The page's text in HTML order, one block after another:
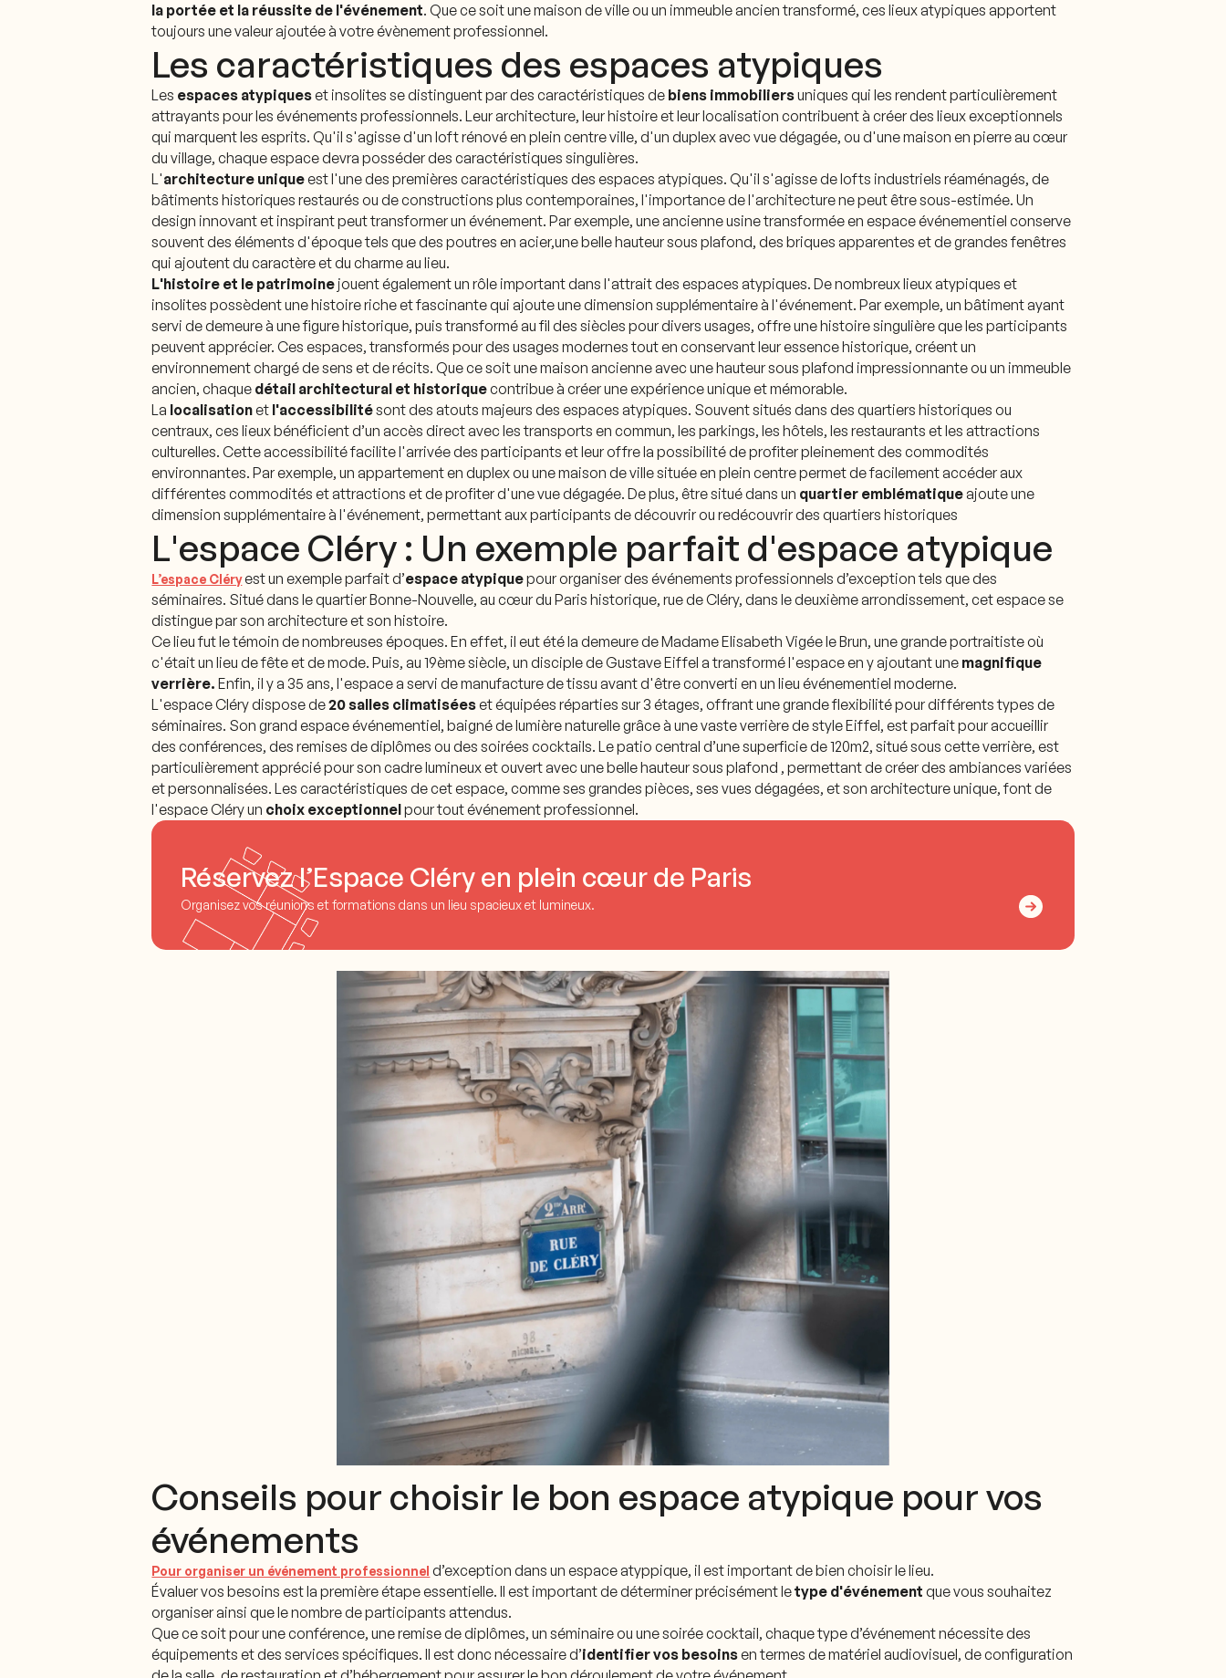
la portée et la réussite de l'événement. Que ce soit une maison de ville ou un immeuble ancien transformé, ces lieux atypiques apportent
toujours une valeur ajoutée à votre évènement professionnel.
Les caractéristiques des espaces atypiques
Les espaces atypiqueset insolites se distinguent par des caractéristiques de biens immobiliersuniques qui les rendent particulièrement
attrayants pour les événements professionnels. Leur architecture, leur histoire et leur localisation contribuent à créer des lieux exceptionnels
qui marquent les esprits. Qu'il s'agisse d'un loft rénové en plein centre ville, d'un duplex avec vue dégagée, ou d'une maison en pierre au cœur
du village, chaque espace devra posséder des caractéristiques singulières.
L'architecture uniqueest l'une des premières caractéristiques des espaces atypiques. Qu'il s'agisse de lofts industriels réaménagés, de
bâtiments historiques restaurés ou de constructions plus contemporaines, l'importance de l'architecture ne peut être sous-estimée. Un
design innovant et inspirant peut transformer un événement. Par exemple, une ancienne usine transformée en espace événementiel conserve
souvent des éléments d'époque tels que des poutres en acier,une belle hauteur sous plafond, des briques apparentes et de grandes fenêtres
qui ajoutent du caractère et du charme au lieu.
L'histoire et le patrimoine jouent également un rôle important dans l'attrait des espaces atypiques. De nombreux lieux atypiques et
insolites possèdent une histoire riche et fascinante qui ajoute une dimension supplémentaire à l'événement. Par exemple, un bâtiment ayant
servi de demeure à une figure historique, puis transformé au fil des siècles pour divers usages, offre une histoire singulière que les participants
peuvent apprécier. Ces espaces, transformés pour des usages modernes tout en conservant leur essence historique, créent un
environnement chargé de sens et de récits. Que ce soit une maison ancienne avec une hauteur sous plafond impressionnante ou un immeuble
ancien, chaque détail architectural et historiquecontribue à créer une expérience unique et mémorable.
La localisationet l'accessibilitésont des atouts majeurs des espaces atypiques. Souvent situés dans des quartiers historiques ou
centraux, ces lieux bénéficient d’un accès direct avec les transports en commun, les parkings, les hôtels, les restaurants et les attractions
culturelles. Cette accessibilité facilite l'arrivée des participants et leur offre la possibilité de profiter pleinement des commodités
environnantes. Par exemple, un appartement en duplex ou une maison de ville située en plein centre permet de facilement accéder aux
différentes commodités et attractions et de profiter d'une vue dégagée. De plus, être situé dans un quartier emblématiqueajoute une
dimension supplémentaire à l'événement, permettant aux participants de découvrir ou redécouvrir des quartiers historiques
L'espace Cléry : Un exemple parfait d'espace atypique
L’espace Cléryest un exemple parfait d’espace atypiquepour organiser des événements professionnels d’exception tels que des
séminaires. Situé dans le quartier Bonne-Nouvelle, au cœur du Paris historique, rue de Cléry, dans le deuxième arrondissement, cet espace se
distingue par son architecture et son histoire.
Ce lieu fut le témoin de nombreuses époques. En effet, il eut été la demeure de Madame Elisabeth Vigée le Brun, une grande portraitiste où
c'était un lieu de fête et de mode. Puis, au 19ème siècle, un disciple de Gustave Eiffel a transformé l'espace en y ajoutant une magnifique
verrière. Enfin, il y a 35 ans, l'espace a servi de manufacture de tissu avant d'être converti en un lieu événementiel moderne.
L'espace Cléry dispose de20 salles climatiséeset équipées réparties sur 3 étages, offrant une grande flexibilité pour différents types de
séminaires. Son grand espace événementiel, baigné de lumière naturelle grâce à une vaste verrière de style Eiffel, est parfait pour accueillir
des conférences, des remises de diplômes ou des soirées cocktails. Le patio central d’une superficie de 120m2, situé sous cette verrière, est
particulièrement apprécié pour son cadre lumineux et ouvert avec une belle hauteur sous plafond , permettant de créer des ambiances variées
et personnalisées. Les caractéristiques de cet espace, comme ses grandes pièces, ses vues dégagées, et son architecture unique, font de
l'espace Cléry un choix exceptionnelpour tout événement professionnel.
Réservez l’Espace Cléry en plein cœur de Paris
Organisez vos réunions et formations dans un lieu spacieux et lumineux.
Conseils pour choisir le bon espace atypique pour vos
événements
Pour organiser un événement professionnel d’exception dans un espace atyppique, il est important de bien choisir le lieu.
Évaluer vos besoins est la première étape essentielle. Il est important de déterminer précisément letype d'événementque vous souhaitez
organiser ainsi que le nombre de participants attendus.
Que ce soit pour une conférence, une remise de diplômes, un séminaire ou une soirée cocktail, chaque type d’événement nécessite des
équipements et des services spécifiques. Il est donc nécessaire d’identifier vos besoinsen termes de matériel audiovisuel, de configuration